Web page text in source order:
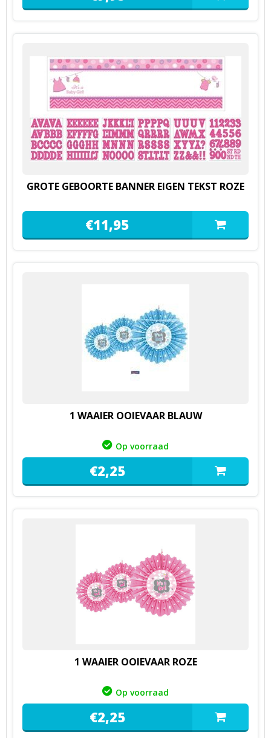
GROTE GEBOORTE BANNER EIGEN TEKST ROZE
€11,95
1 WAAIER OOIEVAAR BLAUW
Op voorraad
€2,25
1 WAAIER OOIEVAAR ROZE
Op voorraad
€2,25